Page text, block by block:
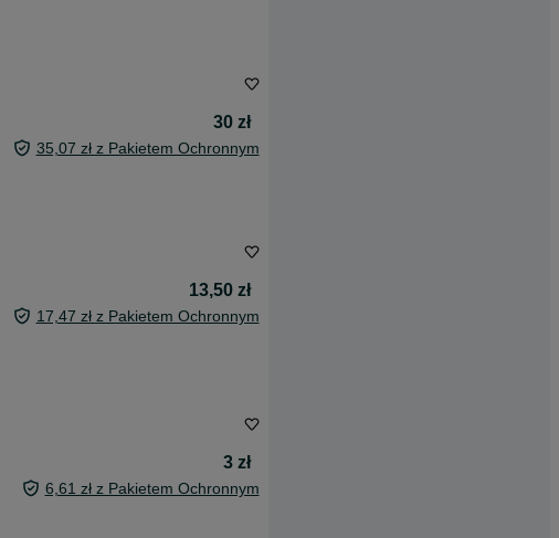
30 zł
35,07 zł z Pakietem Ochronnym
13,50 zł
17,47 zł z Pakietem Ochronnym
3 zł
6,61 zł z Pakietem Ochronnym